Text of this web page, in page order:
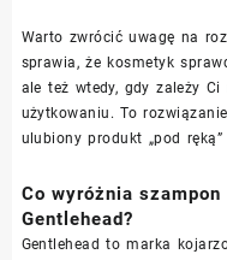
Warto zwrócić uwagę na
sprawia, że kosmetyk
ale też wtedy, gdy zależy
użytkowaniu. To
ulubiony produkt „pod ręką”
Co wyróżnia
Gentlehead?
Gentlehead to marka